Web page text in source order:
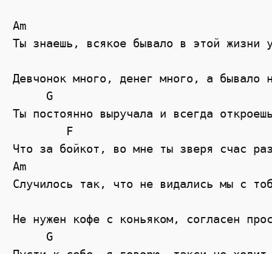
Am
Ты знаешь, всякое бывало в этой жизни
Девчонок много, денег много, а бывало
     G
Ты постоянно выручала и всегда
F
Что за бойкот, во мне ты зверя счас
Am
Случилось так, что не видались мы с
Не нужен кофе с коньяком, согласен
     G